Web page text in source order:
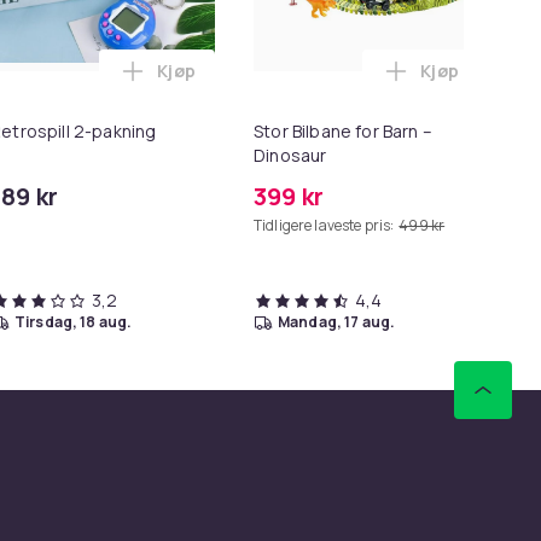
Stitch plysj (50 cm) (6315876955) i handlekurven
Retrospill 2-pakning
kr
Legg Retrospill 2-pakning i handlekurven
Kjøp
3,2
tirsdag, 18 aug.
Stor Bilbane for Barn –
Dinosaur
399 kr
Tidligere laveste pris: 499 kr
Legg Stor
Kjøp
4,4
mandag, 17 aug.